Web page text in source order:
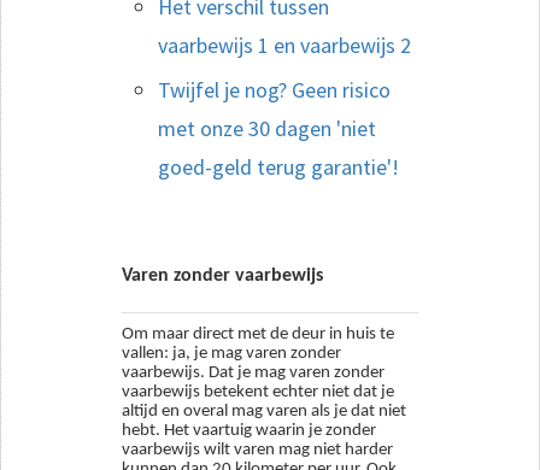
Het verschil tussen
vaarbewijs 1 en vaarbewijs 2
Twijfel je nog? Geen risico
met onze 30 dagen 'niet
goed-geld terug garantie'!
Varen zonder vaarbewijs
Om maar direct met de deur in huis te
vallen: ja, je mag varen zonder
vaarbewijs. Dat je mag varen zonder
vaarbewijs betekent echter niet dat je
altijd en overal mag varen als je dat niet
hebt. Het vaartuig waarin je zonder
vaarbewijs wilt varen mag niet harder